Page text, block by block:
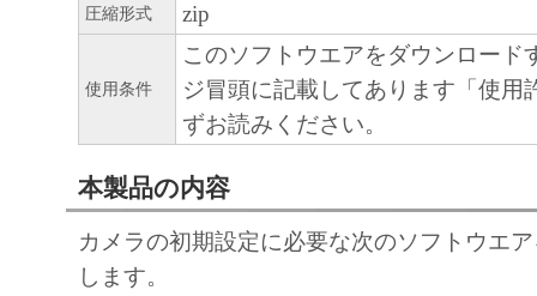
バースエンジニアリング、逆コン
センブルしないものとし、また第
行為をさせないものとします。
譲渡、販売、頒布、リースもしく
法により、第三者に「許諾ソフト
たは利用させること、または「許
圧縮形式 zip
使用条件
このソフトウエアをダウンロード
ジ冒頭に記載してあります「使用
ずお読みください。
本製品の内容
カメラの初期設定に必要な次のソフトウエ
します。